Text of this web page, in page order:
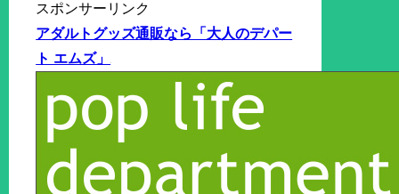
スポンサーリンク
アダルトグッズ通販なら「大人のデパー
ト エムズ」